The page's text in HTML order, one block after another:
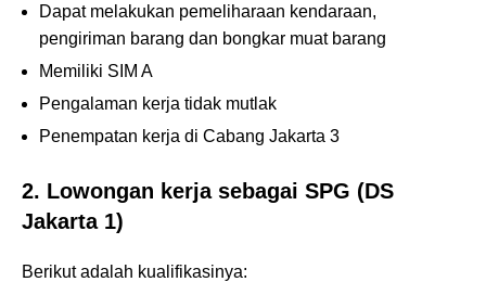
Dapat melakukan pemeliharaan kendaraan,
pengiriman barang dan bongkar muat barang
Memiliki SIM A
Pengalaman kerja tidak mutlak
Penempatan kerja di Cabang Jakarta 3
2. Lowongan kerja sebagai SPG (DS
Jakarta 1)
Berikut adalah kualifikasinya: